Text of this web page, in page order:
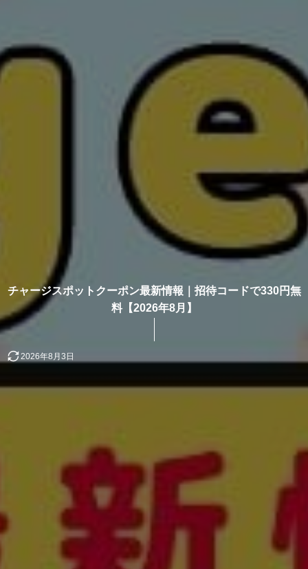
チャージスポットクーポン最新情報｜招待コードで330円無
料【2026年8月】
2026年8月3日